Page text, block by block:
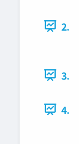
2.
3.
4.